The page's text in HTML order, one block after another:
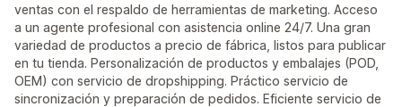
ventas con el respaldo de herramientas de marketing. Acceso
a un agente profesional con asistencia online 24/7. Una gran
variedad de productos a precio de fábrica, listos para publicar
en tu tienda. Personalización de productos y embalajes (POD,
OEM) con servicio de dropshipping. Práctico servicio de
sincronización y preparación de pedidos. Eficiente servicio de